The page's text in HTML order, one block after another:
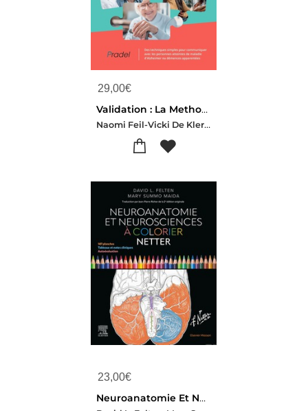
29,00€
Validation : La Methode De Naomi Feil En Pratique (3e Edition)
Naomi Feil-Vicki De Klerk-rubin
23,00€
Neuroanatomie Et Neurosciences A Colorier Netter